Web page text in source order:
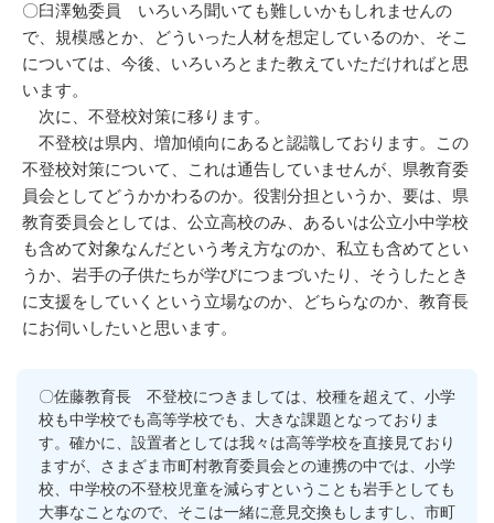
〇臼澤勉委員 いろいろ聞いても難しいかもしれませんの
で、規模感とか、どういった人材を想定しているのか、そこ
については、今後、いろいろとまた教えていただければと思
います。
次に、不登校対策に移ります。
不登校は県内、増加傾向にあると認識しております。この
不登校対策について、これは通告していませんが、県教育委
員会としてどうかかわるのか。役割分担というか、要は、県
教育委員会としては、公立高校のみ、あるいは公立小中学校
も含めて対象なんだという考え方なのか、私立も含めてとい
うか、岩手の子供たちが学びにつまづいたり、そうしたとき
に支援をしていくという立場なのか、どちらなのか、教育長
にお伺いしたいと思います。
〇佐藤教育長 不登校につきましては、校種を超えて、小学
校も中学校でも高等学校でも、大きな課題となっておりま
す。確かに、設置者としては我々は高等学校を直接見ており
ますが、さまざま市町村教育委員会との連携の中では、小学
校、中学校の不登校児童を減らすということも岩手としても
大事なことなので、そこは一緒に意見交換もしますし、市町